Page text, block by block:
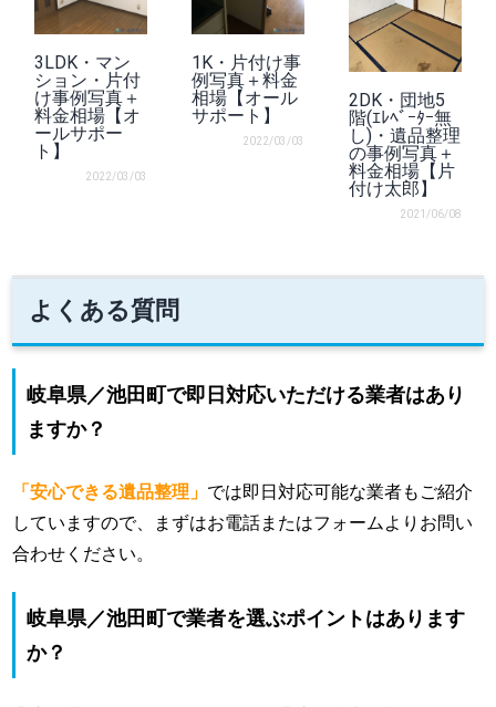
3LDK・マン
ション・片付
け事例写真＋
料金相場【オ
ールサポー
ト】
2022/03/03
1K・片付け事
例写真＋料金
相場【オール
サポート】
2022/03/03
2DK・団地5
階(ｴﾚﾍﾞｰﾀｰ無
し)・遺品整理
の事例写真＋
料金相場【片
付け太郎】
2021/06/08
よくある質問
岐阜県／池田町で即日対応いただける業者はあり
ますか？
「安心できる遺品整理」 では即日対応可能な業者もご紹介
していますので、まずはお電話またはフォームよりお問い
合わせください。
岐阜県／池田町で業者を選ぶポイントはあります
か？